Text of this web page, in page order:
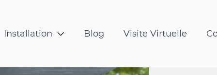
bois 3 plis
Installationdu panneauBlog Visite Virtuelle